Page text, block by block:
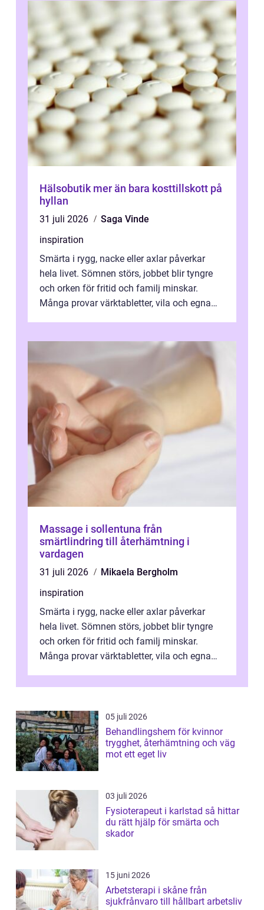
Hälsobutik mer än bara kosttillskott på
hyllan
31 juli 2026
Saga Vinde
inspiration
Smärta i rygg, nacke eller axlar påverkar
hela livet. Sömnen störs, jobbet blir tyngre
och orken för fritid och familj minskar.
Många provar värktabletter, vila och egna
Massage i sollentuna från
smärtlindring till återhämtning i
vardagen
31 juli 2026
Mikaela Bergholm
inspiration
Smärta i rygg, nacke eller axlar påverkar
hela livet. Sömnen störs, jobbet blir tyngre
och orken för fritid och familj minskar.
Många provar värktabletter, vila och egna
05 juli 2026
Behandlingshem för kvinnor
trygghet, återhämtning och väg
mot ett eget liv
03 juli 2026
Fysioterapeut i karlstad så hittar
du rätt hjälp för smärta och
skador
15 juni 2026
Arbetsterapi i skåne från
sjukfrånvaro till hållbart arbetsliv